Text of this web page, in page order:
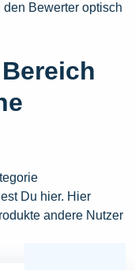
Bewerter optisch
Du hier. Hier
andere Nutzer